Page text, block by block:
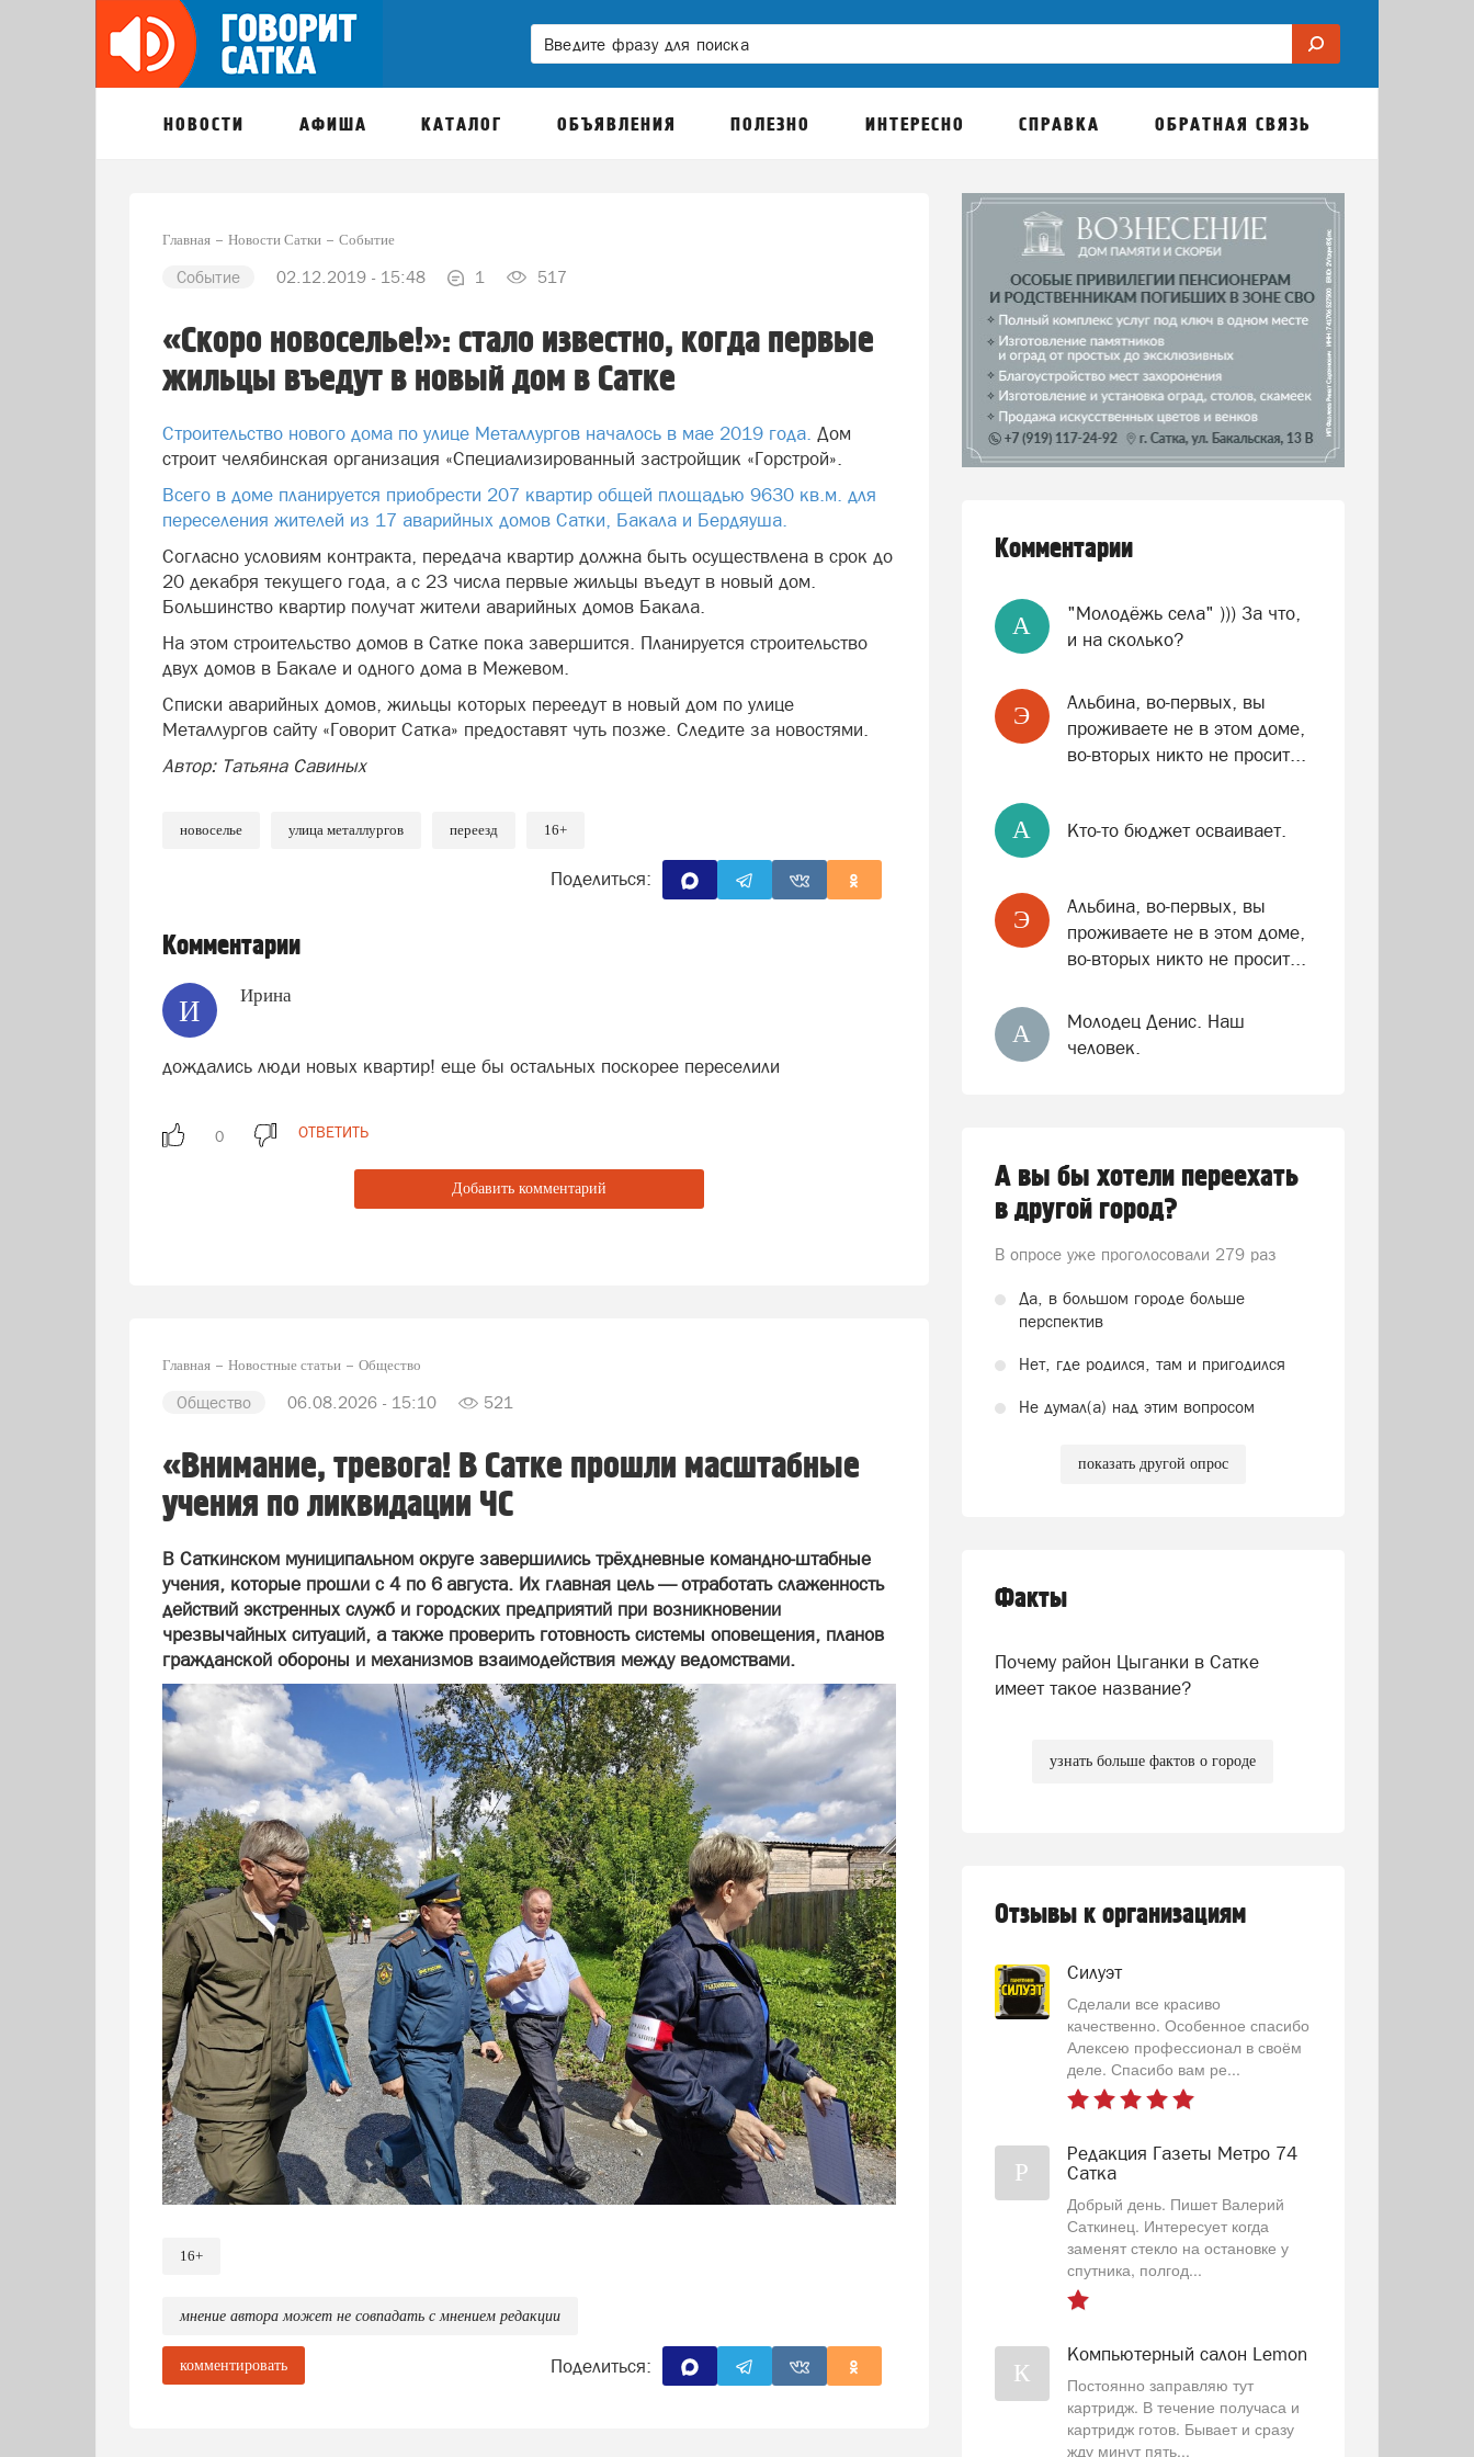
НОВОСТИ АФИША КАТАЛОГ ОБЪЯВЛЕНИЯ ПОЛЕЗНО ИНТЕРЕСНО СПРАВКА ОБРАТНАЯ СВЯЗЬ
Главная Новости Сатки Событие
Событие 02.12.2019 - 15:48 1 517
«Скоро новоселье!»: стало известно, когда первые
жильцы въедут в новый дом в Сатке
Строительство нового дома по улице Металлургов началось в мае 2019 года. Дом
строит челябинская организация «Специализированный застройщик «Горстрой».
Всего в доме планируется приобрести 207 квартир общей площадью 9630 кв.м. для
переселения жителей из 17 аварийных домов Сатки, Бакала и Бердяуша.
Согласно условиям контракта, передача квартир должна быть осуществлена в срок до
20 декабря текущего года, а с 23 числа первые жильцы въедут в новый дом.
Большинство квартир получат жители аварийных домов Бакала.
На этом строительство домов в Сатке пока завершится. Планируется строительство
двух домов в Бакале и одного дома в Межевом.
Списки аварийных домов, жильцы которых переедут в новый дом по улице
Металлургов сайту «Говорит Сатка» предоставят чуть позже. Следите за новостями.
Автор: Татьяна Савиных
новоселье улица металлургов переезд 16+
Поделиться:
Комментарии
И Ирина
дождались люди новых квартир! еще бы остальных поскорее переселили
ОТВЕТИТЬ
Добавить комментарий
Главная Новостные статьи Общество
Общество 06.08.2026 - 15:10 521
«Внимание, тревога! В Сатке прошли масштабные
учения по ликвидации ЧС
В Саткинском муниципальном округе завершились трёхдневные командно‑штабные
учения, которые прошли с 4 по 6 августа. Их главная цель — отработать слаженность
действий экстренных служб и городских предприятий при возникновении
чрезвычайных ситуаций, а также проверить готовность системы оповещения, планов
гражданской обороны и механизмов взаимодействия между ведомствами.
По легенде, из‑за резкого паводка произошло подтопление жилых домов на улицах
максимальной собранности и чёткой координации.
Перед стартом практических действий прошёл смотр сил и средств Саткинского
муниципального звена РСЧС. На площадке у третьей проходной Саткинского
16+
мнение автора может не совпадать с мнением редакции
комментировать Поделиться:
Комментарии
A
"Молодёжь села" ))) За что,
и на сколько?
Э
Альбина, во-первых, вы
проживаете не в этом доме,
во-вторых никто не просит...
A Кто-то бюджет осваивает.
Э
Альбина, во-первых, вы
проживаете не в этом доме,
во-вторых никто не просит...
А
Молодец Денис. Наш
человек.
А вы бы хотели переехать
в другой город?
В опросе уже проголосовали 279 раз
Да, в большом городе больше
перспектив
Нет, где родился, там и пригодился
Не думал(а) над этим вопросом
показать другой опрос
Факты
Почему район Цыганки в Сатке
имеет такое название?
узнать больше фактов о городе
Отзывы к организациям
Силуэт
Сделали все красиво
качественно. Особенное спасибо
Алексею профессионал в своём
деле. Спасибо вам ре...
Р
Редакция Газеты Метро 74
Сатка
Добрый день. Пишет Валерий
Саткинец. Интересует когда
заменят стекло на остановке у
спутника, полгод...
К
Компьютерный салон Lemon
Постоянно заправляю тут
картридж. В течение получаса и
картридж готов. Бывает и сразу
жду минут пять...